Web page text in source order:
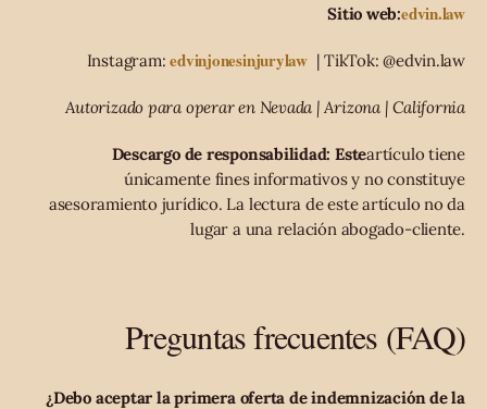
Sitio web:edvin.law
Instagram:edvinjonesinjurylaw | TikTok: @edvin.law
Autorizado para operar en Nevada | Arizona | California
Descargo de responsabilidad: Esteartículo tiene
únicamente fines informativos y no constituye
asesoramiento jurídico. La lectura de este artículo no da
lugar a una relación abogado-cliente.
Preguntas frecuentes (FAQ)
¿Debo aceptar la primera oferta de indemnización de la